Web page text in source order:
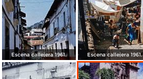
Escena callejera 1961. Escena callejera 1961.